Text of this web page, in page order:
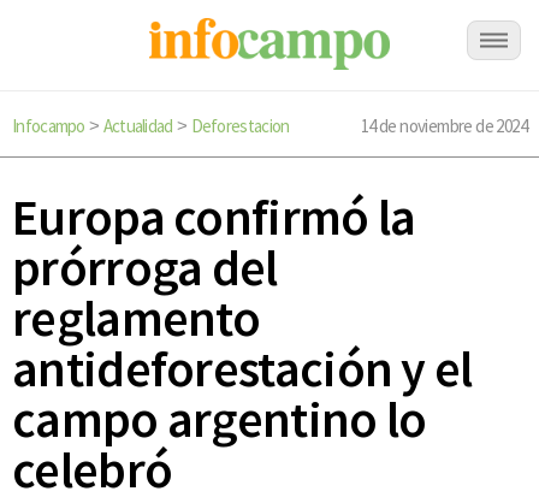
Infocampo > Actualidad > Deforestacion 14 de noviembre de 2024
Europa confirmó la
prórroga del
reglamento
antideforestación y el
campo argentino lo
celebró